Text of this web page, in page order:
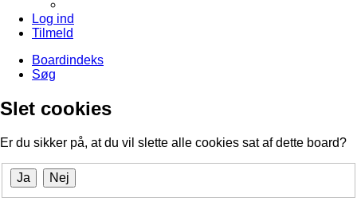
Log ind
Tilmeld
Boardindeks
Søg
Slet cookies
Er du sikker på, at du vil slette alle cookies sat af dette board?